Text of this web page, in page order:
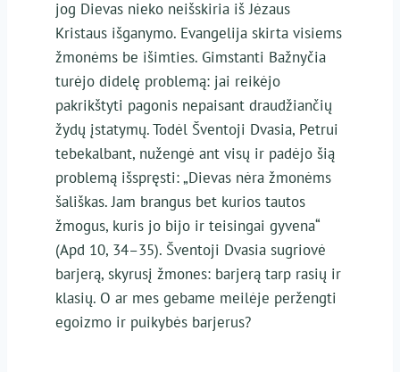
jog Dievas nieko neišskiria iš Jėzaus
Kristaus išganymo. Evangelija skirta visiems
žmonėms be išimties. Gimstanti Bažnyčia
turėjo didelę problemą: jai reikėjo
pakrikštyti pagonis nepaisant draudžiančių
žydų įstatymų. Todėl Šventoji Dvasia, Petrui
tebekalbant, nužengė ant visų ir padėjo šią
problemą išspręsti: „Dievas nėra žmonėms
šališkas. Jam brangus bet kurios tautos
žmogus, kuris jo bijo ir teisingai gyvena“
(Apd 10, 34–35). Šventoji Dvasia sugriovė
barjerą, skyrusį žmones: barjerą tarp rasių ir
klasių. O ar mes gebame meilėje peržengti
egoizmo ir puikybės barjerus?